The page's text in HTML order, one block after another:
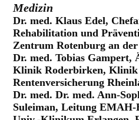
Medizin
Dr. med. Klaus Edel,
Rehabilitation und
Zentrum Rotenburg an
Dr. med. Tobias
Klinik Roderbirken, Klinik
Rentenversicherung
Dr. med. Dr. med. Ann-
Suleiman, Leitung EMAH-